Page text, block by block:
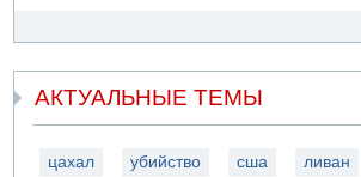
АКТУАЛЬНЫЕ ТЕМЫ
цахал убийство сша ливан